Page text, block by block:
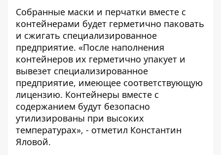
Собранные маски и перчатки вместе с
контейнерами будет герметично паковать
и сжигать специализированное
предприятие. «После наполнения
контейнеров их герметично упакует и
вывезет специализированное
предприятие, имеющее соответствующую
лицензию. Контейнеры вместе с
содержанием будут безопасно
утилизированы при высоких
температурах», - отметил Константин
Яловой.